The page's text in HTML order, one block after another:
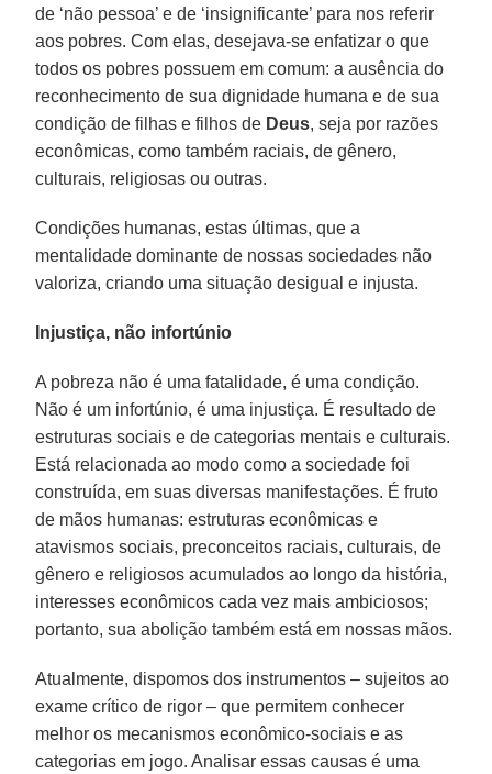
de ‘não pessoa’ e de ‘insignificante’ para nos referir
aos pobres. Com elas, desejava-se enfatizar o que
todos os pobres possuem em comum: a ausência do
reconhecimento de sua dignidade humana e de sua
condição de filhas e filhos de Deus, seja por razões
econômicas, como também raciais, de gênero,
culturais, religiosas ou outras.
Condições humanas, estas últimas, que a
mentalidade dominante de nossas sociedades não
valoriza, criando uma situação desigual e injusta.
Injustiça, não infortúnio
A pobreza não é uma fatalidade, é uma condição.
Não é um infortúnio, é uma injustiça. É resultado de
estruturas sociais e de categorias mentais e culturais.
Está relacionada ao modo como a sociedade foi
construída, em suas diversas manifestações. É fruto
de mãos humanas: estruturas econômicas e
atavismos sociais, preconceitos raciais, culturais, de
gênero e religiosos acumulados ao longo da história,
interesses econômicos cada vez mais ambiciosos;
portanto, sua abolição também está em nossas mãos.
Atualmente, dispomos dos instrumentos – sujeitos ao
exame crítico de rigor – que permitem conhecer
melhor os mecanismos econômico-sociais e as
categorias em jogo. Analisar essas causas é uma